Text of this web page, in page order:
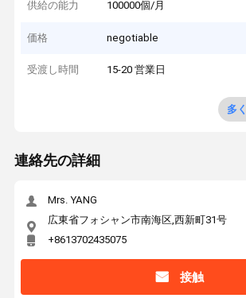
供給の能力 100000個/月
価格 negotiable
受渡し時間 15-20 営業日
多
連絡先の詳細
Mrs. YANG
広東省フォシャン市南海区,西新町31号
+8613702435075
接触